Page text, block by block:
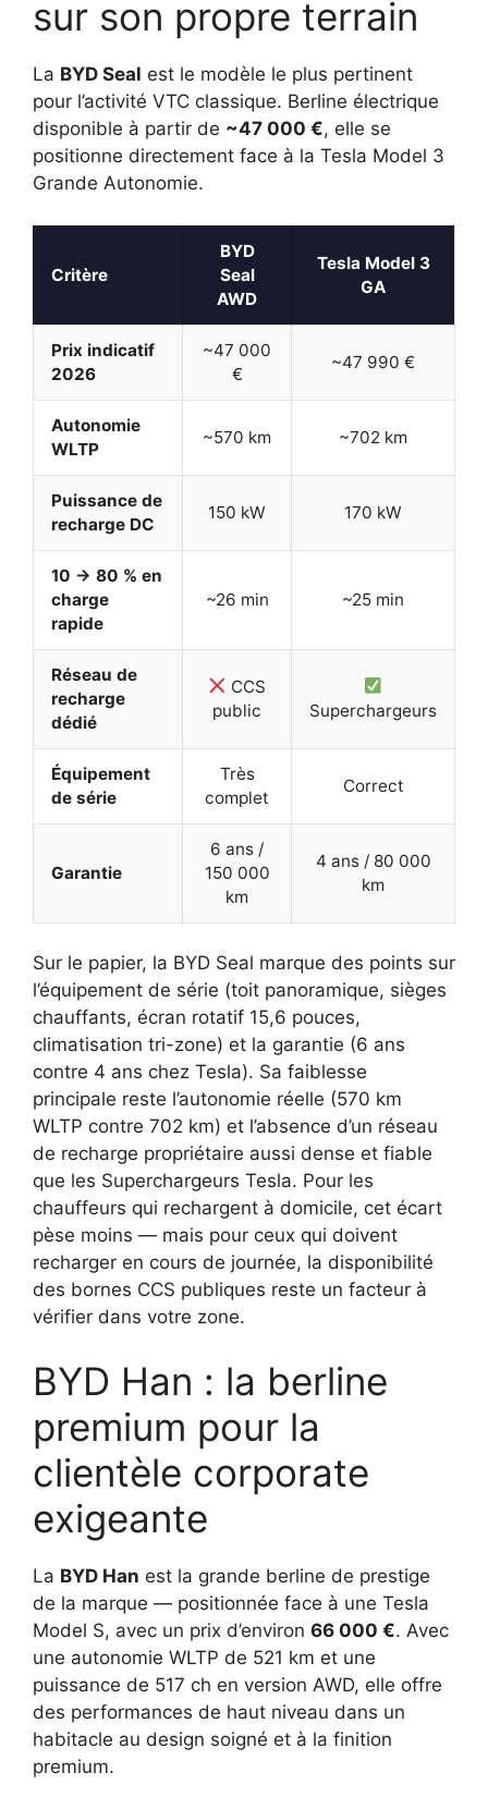
sur son propre terrain
La BYD Seal est le modèle le plus pertinent
pour l’activité VTC classique. Berline électrique
disponible à partir de ~47 000 €, elle se
positionne directement face à la Tesla Model 3
Grande Autonomie.
Critère
BYD
Seal
AWD
Tesla Model 3
GA
Prix indicatif
2026
~47 000
€
~47 990 €
Autonomie
WLTP
~570 km ~702 km
Puissance de
recharge DC
150 kW 170 kW
10 → 80 % en
charge
rapide
~26 min ~25 min
Réseau de
recharge
dédié
CCS
public
Superchargeurs
Équipement
de série
Très
complet
Correct
Garantie
6 ans /
150 000
km
4 ans / 80 000
km
Sur le papier, la BYD Seal marque des points sur
l’équipement de série (toit panoramique, sièges
chauffants, écran rotatif 15,6 pouces,
climatisation tri-zone) et la garantie (6 ans
contre 4 ans chez Tesla). Sa faiblesse
principale reste l’autonomie réelle (570 km
WLTP contre 702 km) et l’absence d’un réseau
de recharge propriétaire aussi dense et fiable
que les Superchargeurs Tesla. Pour les
chauffeurs qui rechargent à domicile, cet écart
pèse moins — mais pour ceux qui doivent
recharger en cours de journée, la disponibilité
des bornes CCS publiques reste un facteur à
vérifier dans votre zone.
BYD Han : la berline
premium pour la
clientèle corporate
exigeante
La BYD Han est la grande berline de prestige
de la marque — positionnée face à une Tesla
Model S, avec un prix d’environ 66 000 €. Avec
une autonomie WLTP de 521 km et une
puissance de 517 ch en version AWD, elle offre
des performances de haut niveau dans un
habitacle au design soigné et à la finition
premium.